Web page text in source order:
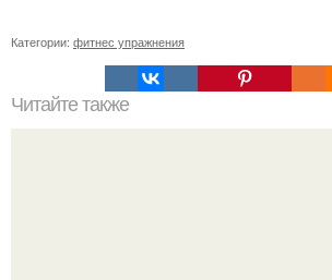
Категории: фитнес упражнения
Читайте также